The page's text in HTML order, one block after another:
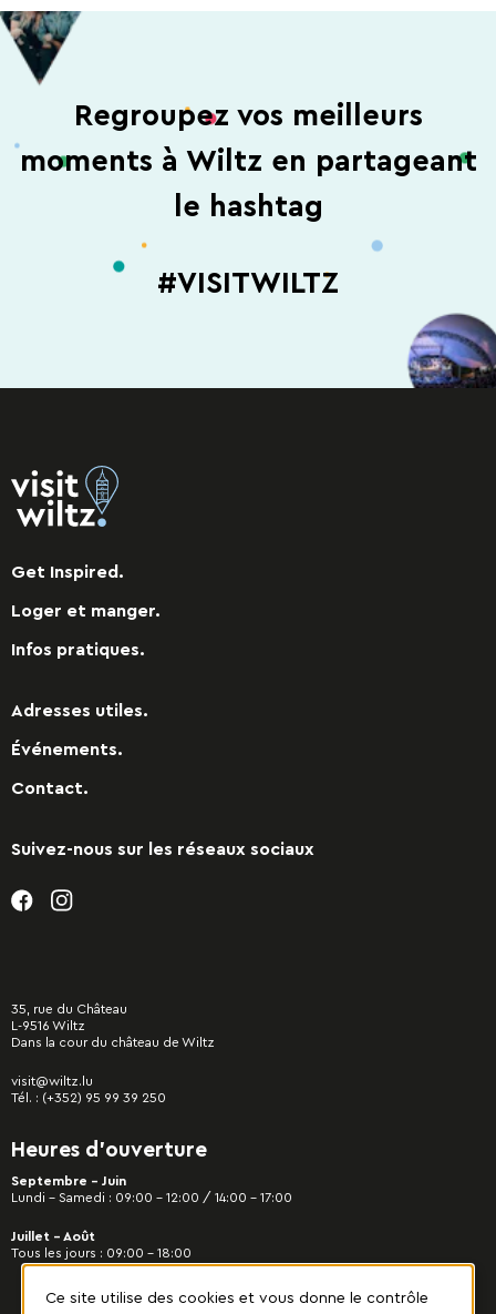
Regroupez vos meilleurs
moments à Wiltz en partageant
le hashtag
#VISITWILTZ
Get Inspired.
Loger et manger.
Infos pratiques.
Adresses utiles.
Événements.
Contact.
Suivez-nous sur les réseaux sociaux
35, rue du Château
L-9516 Wiltz
Dans la cour du château de Wiltz
visit@wiltz.lu
Tél. : (+352) 95 99 39 250
Heures d’ouverture
Septembre - Juin
Lundi – Samedi : 09:00 – 12:00 / 14:00 – 17:00
Juillet - Août
Tous les jours : 09:00 – 18:00
Ce site utilise des cookies et vous donne le contrôle